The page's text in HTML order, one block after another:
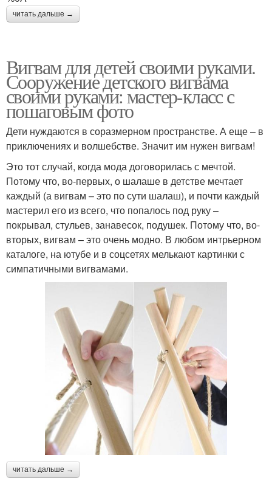
читать дальше →
Вигвам для детей своими руками.
Сооружение детского вигвама
своими руками: мастер-класс с
пошаговым фото
Дети нуждаются в соразмерном пространстве. А еще – в
приключениях и волшебстве. Значит им нужен вигвам!
Это тот случай, когда мода договорилась с мечтой.
Потому что, во-первых, о шалаше в детстве мечтает
каждый (а вигвам – это по сути шалаш), и почти каждый
мастерил его из всего, что попалось под руку –
покрывал, стульев, занавесок, подушек. Потому что, во-
вторых, вигвам – это очень модно. В любом интрьерном
каталоге, на ютубе и в соцсетях мелькают картинки с
симпатичными вигвамами.
читать дальше →